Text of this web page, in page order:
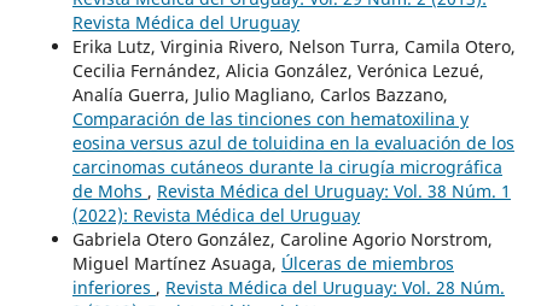
Revista Médica del Uruguay
Erika Lutz, Virginia Rivero, Nelson Turra, Camila Otero,
Cecilia Fernández, Alicia González, Verónica Lezué,
Analía Guerra, Julio Magliano, Carlos Bazzano,
Comparación de las tinciones con hematoxilina y
eosina versus azul de toluidina en la evaluación de los
carcinomas cutáneos durante la cirugía micrográfica
de Mohs , Revista Médica del Uruguay: Vol. 38 Núm. 1
(2022): Revista Médica del Uruguay
Gabriela Otero González, Caroline Agorio Norstrom,
Miguel Martínez Asuaga, Úlceras de miembros
inferiores , Revista Médica del Uruguay: Vol. 28 Núm.